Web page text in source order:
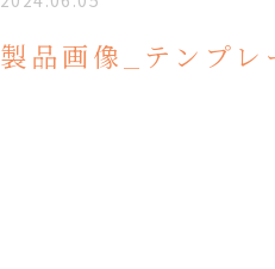
製品画像_テンプレ